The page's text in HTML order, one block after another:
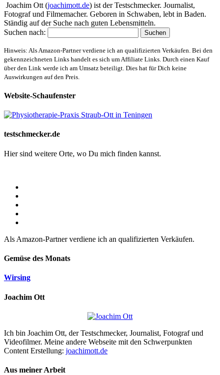
Joachim Ott (joachimott.de) ist der Testschmecker. Journalist,
Fotograf und Filmemacher. Geboren in Schwaben, lebt in Baden.
Ständig auf der Suche nach guten Lebensmitteln.
Suchen nach:
Hinweis: Als Amazon-Partner verdiene ich an qualifizierten Verkäufen. Bei den
gekennzeichneten Links handelt es sich um Affiliate Links. Durch einen Kauf
über den Link werde ich am Umsatz beteiligt. Dies hat für Dich keine
Auswirkungen auf den Preis.
Website-Schaufenster
testschmecker.de
Hier sind weitere Orte, wo Du mich finden kannst.
Als Amazon-Partner verdiene ich an qualifizierten Verkäufen.
Gemüse des Monats
Wirsing
Joachim Ott
Ich bin Joachim Ott, der Testschmecker, Journalist, Fotograf und
Videofilmer. Meine andere Webseite mit den Schwerpunkten
Content Erstellung: joachimott.de
Aus meiner Arbeit